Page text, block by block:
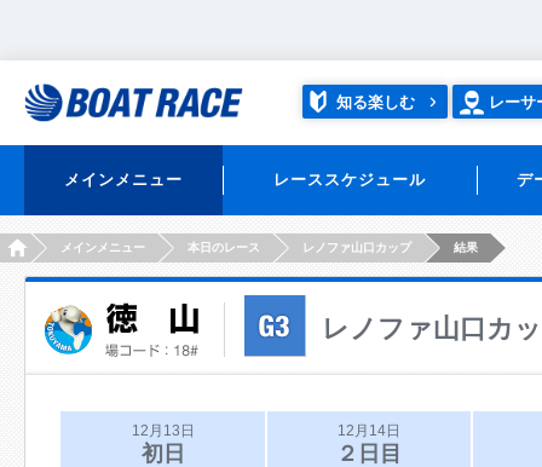
知る楽しむ レーサ
メインメニュー レーススケジュール デ
HOMEメインメニュー 本日のレース レノファ山口カップ 結果
レノファ山口カ
12月13日
初日
12月14日
２日目